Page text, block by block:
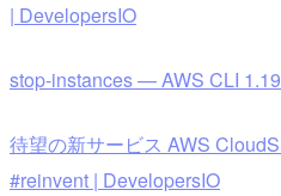
| DevelopersIO
stop-instances — AWS CLI
待望の新サービス AWS
#reinvent | DevelopersIO